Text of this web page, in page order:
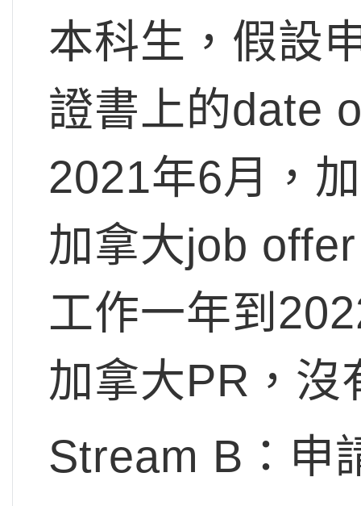
本科生，假設
證書上的date
2021年6月，
加拿大job
工作一年到
加拿大PR，沒
Stream B：申